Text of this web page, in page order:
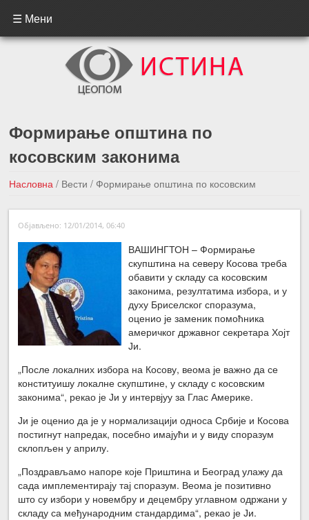
☰ Мени
Формирање општина по
косовским законима
Насловна / Вести/ Формирање општина по косовским
законима
←Претходна вест
Објављено: 12/01/2014, 06:40
ВАШИНГТОН – Формирање
скупштина на северу Косова треба
обавити у складу са косовским
законима, резултатима избора, и у
духу Бриселског споразума,
оценио је заменик помоћника
америчког државног секретара Хојт
Ји.
„После локалних избора на Косову, веома је важно да се
конституишу локалне скупштине, у складу с косовским
законима“, рекао је Ји у интервјуу за Глас Америке.
Ји је оценио да је у нормализацији односа Србије и Косова
постигнут напредак, посебно имајући и у виду споразум
склопљен у априлу.
„Поздрављамо напоре које Приштина и Београд улажу да
сада имплементирају тај споразум. Веома је позитивно
што су избори у новембру и децембру углавном одржани у
складу са међународним стандардима“, рекао је Ји.